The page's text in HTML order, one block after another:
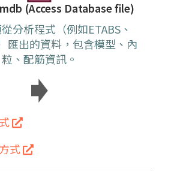
(Access Database file)
分析程式（例如ETABS、
匯出的資料，包含模型、內
粒、配筋資訊。
式